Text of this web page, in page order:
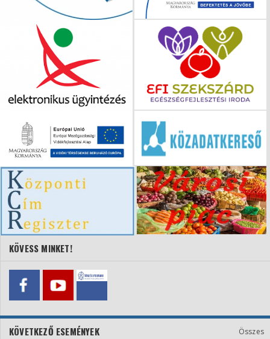
KÖVESS MINKET!
KÖVETKEZŐ ESEMÉNYEK Összes